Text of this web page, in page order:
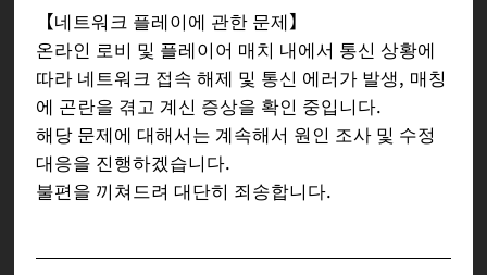
【네트워크 플레이에 관한 문제】
온라인 로비 및 플레이어 매치 내에서 통신 상황에
따라 네트워크 접속 해제 및 통신 에러가 발생, 매칭
에 곤란을 겪고 계신 증상을 확인 중입니다.
해당 문제에 대해서는 계속해서 원인 조사 및 수정
대응을 진행하겠습니다.
불편을 끼쳐드려 대단히 죄송합니다.